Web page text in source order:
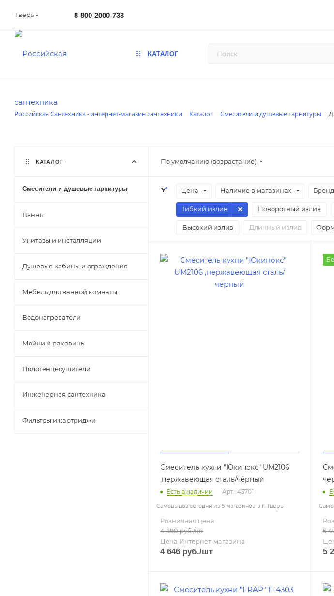
Тверь 8-800-2000-733
КАТАЛОГ
Российская Сантехника - интернет-магазин сантехники Каталог Смесители и душевые гарнитуры
По умолчанию (возрастание)
Цена Наличие в магазинах Бренд
Гибкий излив Поворотный излив
Высокий излив Длинный излив
Смеситель кухни "Юкинокс" UM2106
,нержавеющая сталь/чёрный
Есть в наличии Арт.: 43701
Самовывоз сегодня из 5 магазинов в г. Тверь
Розничная цена
4 890руб./шт
Цена Интернет-магазина
4 646 руб./шт
5
5
КАТАЛОГ
Смесители и душевые гарнитуры
Ванны
Унитазы и инсталляции
Душевые кабины и ограждения
Мебель для ванной комнаты
Водонагреватели
Мойки и раковины
Полотенцесушители
Инженерная сантехника
Фильтры и картриджи